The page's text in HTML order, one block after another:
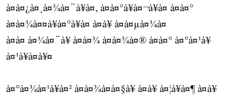
à¤à¤¿à¤¸à¤¾à¤¨à¥à¤, à¤à¤°à¥à¤¬à¥à¤ à¤à¤°
à¤à¤¾à¤¤à¥à¤°à¥à¤ à¤à¥ à¤à¤µà¤¾à¤
à¤à¤ à¤¾à¤¨à¥ à¤à¤¾ à¤à¤¾à¤® à¤à¤° à¤°à¤¹à¥
à¤¹à¥à¤à¥¤
à¤°à¤¾à¤¹à¥à¤² à¤à¤¾à¤à¤§à¥ à¤à¥ à¤¦à¥à¤¶ à¤à¥